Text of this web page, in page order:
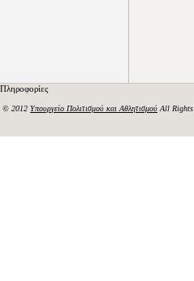
Πληροφορίες
© 2012 Υπουργείο Πολιτισμού και Αθλητισμού All Rights